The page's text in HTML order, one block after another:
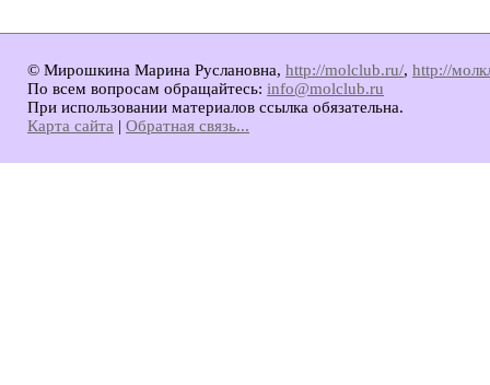
© Мирошкина Марина Руслановна, http://molclub.ru/, http://
По всем вопросам обращайтесь: info@molclub.ru
При использовании материалов ссылка обязательна.
Карта сайта | Обратная связь...